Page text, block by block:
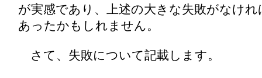
が実感であり、上述の大きな失敗がなけ
あったかもしれません。
さて、失敗について記載します。